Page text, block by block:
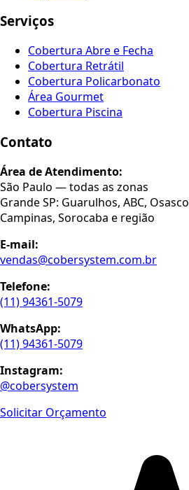
Serviços
Cobertura Abre e Fecha
Cobertura Retrátil
Cobertura Policarbonato
Área Gourmet
Cobertura Piscina
Contato
Área de Atendimento:
São Paulo — todas as zonas
Grande SP: Guarulhos, ABC, Osasco
Campinas, Sorocaba e região
E-mail:
vendas@cobersystem.com.br
Telefone:
(11) 94361-5079
WhatsApp:
(11) 94361-5079
Instagram:
@cobersystem
Solicitar Orçamento